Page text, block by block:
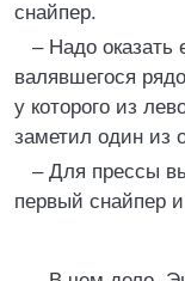
снайпер.
– Надо
валявшегося
у которого из
заметил один из
– Для прессы
первый снайпер